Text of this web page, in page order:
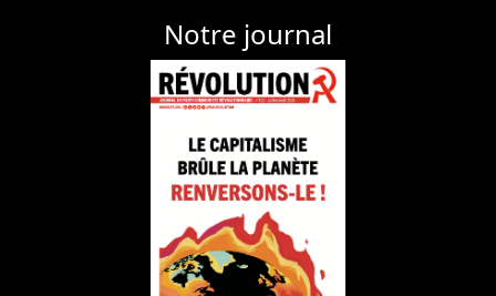
Notre journal